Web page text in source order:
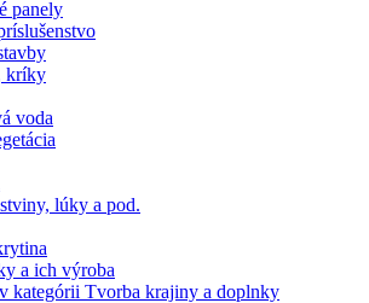
panely
kríky
voda
lúky a pod.
a ich výroba
kategórii Tvorba krajiny a doplnky